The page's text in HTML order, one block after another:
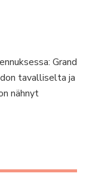
Grand
tavalliselta ja
nähnyt